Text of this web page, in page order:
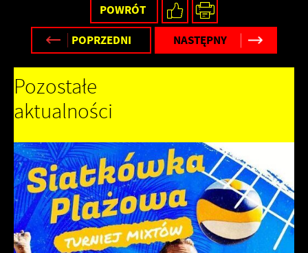
POWRÓT
POPRZEDNI
NASTĘPNY
Pozostałe
aktualności